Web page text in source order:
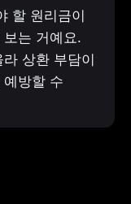
할 원리금이
는 거예요.
상환 부담이
방할 수